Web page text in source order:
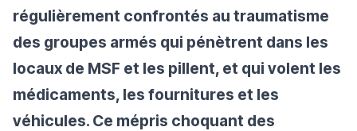
régulièrement confrontés au traumatisme
des groupes armés qui pénètrent dans les
locaux de MSF et les pillent, et qui volent les
médicaments, les fournitures et les
véhicules. Ce mépris choquant des